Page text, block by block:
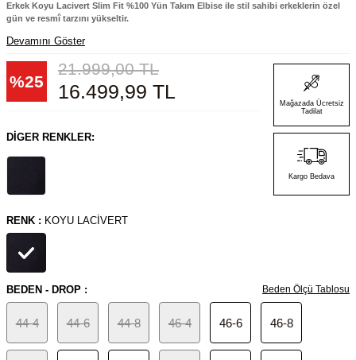
Erkek Koyu Lacivert Slim Fit %100 Yün Takım Elbise ile stil sahibi erkeklerin özel
gün ve resmî tarzını yükseltir.
Devamını Göster
%25
21.999,00TL
16.499,99 TL
DIGER RENKLER:
Mağazada Ücretsiz
Tadilat
Kargo Bedava
RENK : KOYU LACIVERT
BEDEN - DROP : Beden Ölçü Tablosu
44-4 44-6 44-8 46-4 46-6 46-8